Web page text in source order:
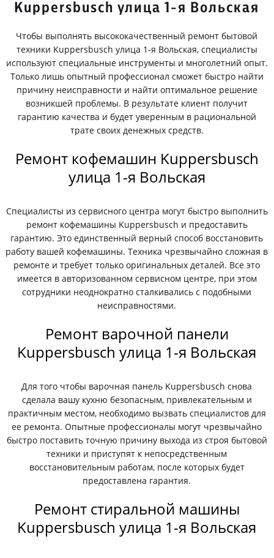
Kuppersbusch улица 1-я Вольская
Чтобы выполнять высококачественный ремонт бытовой
техники Kuppersbusch улица 1-я Вольская, специалисты
используют специальные инструменты и многолетний опыт.
Только лишь опытный профессионал сможет быстро найти
причину неисправности и найти оптимальное решение
возникшей проблемы. В результате клиент получит
гарантию качества и будет уверенным в рациональной
трате своих денежных средств.
Ремонт кофемашин Kuppersbusch
улица 1-я Вольская
Специалисты из сервисного центра могут быстро выполнить
ремонт кофемашины Kuppersbusch и предоставить
гарантию. Это единственный верный способ восстановить
работу вашей кофемашины. Техника чрезвычайно сложная в
ремонте и требует только оригинальных деталей. Все это
имеется в авторизованном сервисном центре, при этом
сотрудники неоднократно сталкивались с подобными
неисправностями.
Ремонт варочной панели
Kuppersbusch улица 1-я Вольская
Для того чтобы варочная панель Kuppersbusch снова
сделала вашу кухню безопасным, привлекательным и
практичным местом, необходимо вызвать специалистов для
ее ремонта. Опытные профессионалы могут чрезвычайно
быстро поставить точную причину выхода из строя бытовой
техники и приступят к непосредственным
восстановительным работам, после которых будет
предоставлена гарантия.
Ремонт стиральной машины
Kuppersbusch улица 1-я Вольская